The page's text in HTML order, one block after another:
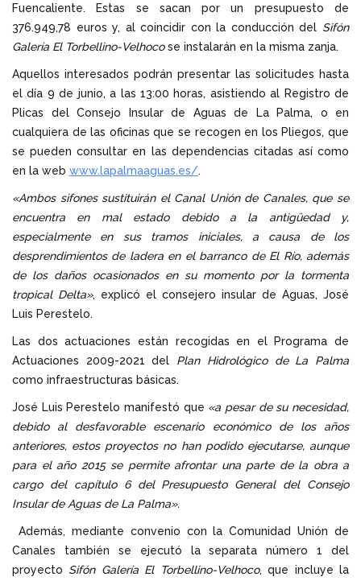
Fuencaliente. Estas se sacan por un presupuesto de
376.949,78 euros y, al coincidir con la conducción del Sifón
Galería El Torbellino-Velhocose instalarán en la misma zanja.
Aquellos interesados podrán presentar las solicitudes hasta
el día 9 de junio, a las 13:00 horas, asistiendo al Registro de
Plicas del Consejo Insular de Aguas de La Palma, o en
cualquiera de las oficinas que se recogen en los Pliegos, que
se pueden consultar en las dependencias citadas así como
en la web www.lapalmaaguas.es/.
«Ambos sifones sustituirán el Canal Unión de Canales, que se
encuentra en mal estado debido a la antigüedad y,
especialmente en sus tramos iniciales, a causa de los
desprendimientos de ladera en el barranco de El Río, además
de los daños ocasionados en su momento por la tormenta
tropical Delta», explicó el consejero insular de Aguas, José
Luis Perestelo.
Las dos actuaciones están recogidas en el Programa de
Actuaciones 2009-2021 del Plan Hidrológico de La Palma
como infraestructuras básicas.
José Luis Perestelo manifestó que «a pesar de su necesidad,
debido al desfavorable escenario económico de los años
anteriores, estos proyectos no han podido ejecutarse, aunque
para el año 2015 se permite afrontar una parte de la obra a
cargo del capítulo 6 del Presupuesto General del Consejo
Insular de Aguas de La Palma».
Además, mediante convenio con la Comunidad Unión de
Canales también se ejecutó la separata número 1 del
proyecto Sifón Galería El Torbellino-Velhoco, que incluye la